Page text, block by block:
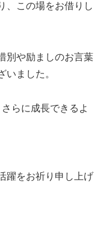
、この場をお借りし
別や励ましのお言葉
いました。
らに成長できるよ
躍をお祈り申し上げ